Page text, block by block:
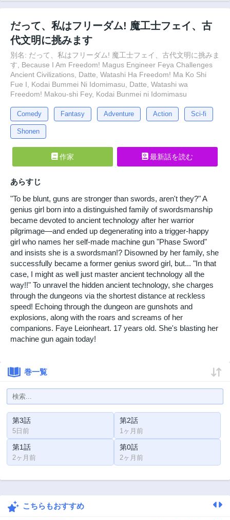
だって、私はフリーダム! 魔工士フェイ、古
代文明に挑みます
別名: だって、私はフリーダム! 魔工士フェイ、古代文明に挑みま
す, Because I Am Freedom! Magus Engineer Feya Challenges
Ancient Civilizations, Datte, Watashi Ha Freedom! Ma Ko Shi
Fue I, Kodai Bummei Ni Idomimasu, Datte, Watashi wa
Freedom! Makou-shi Fey, Kodai Bunmei ni Idomimasu
Comedy Fantasy Adventure Action Sci-fi
Shonen
作家 最新話を読む
あらすじ
"To be blunt, guns are stronger than swords, aren't they?" A
genius girl born into a distinguished family of swordsmanship
became devoted to ancient technology after her warrior
pilgrimage—and ended up degenerating into a trigger-happy
girl who names her self-made machine gun "Phase Sword"
and insists she is a swordsman!? Disowned by her family, she
successfully became a former genius sword girl, but... "In that
case, I might as well just master ancient technology all the
way!!" To unravel the hidden ancient technology, she charges
through the dungeons via the shortest distance at reckless
speed! Echoing through the dungeon are gunshots and
explosions, along with the roars and screams of her
companions. Faye Leionheart. 17 years old. She's blasting her
machine gun again today!
巻一覧
第3話
5日前
第2話
1ヶ月前
第1話
2ヶ月前
第0話
2ヶ月前
こちらもおすすめ